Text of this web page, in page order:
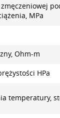
MPa
Ohm-m
HPa
temperatury,